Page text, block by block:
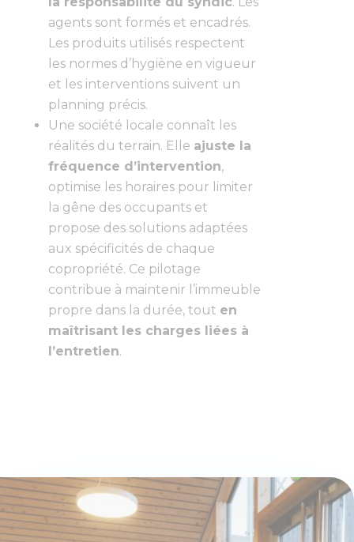
agents sont formés et encadrés.
Les produits utilisés respectent
les normes d’hygiène en vigueur
et les interventions suivent un
planning précis.
Une société locale connaît les
réalités du terrain. Elle ajuste la
fréquence d’intervention,
optimise les horaires pour limiter
la gêne des occupants et
propose des solutions adaptées
aux spécificités de chaque
copropriété. Ce pilotage
contribue à maintenir l’immeuble
propre dans la durée, tout en
maîtrisant les charges liées à
l’entretien.